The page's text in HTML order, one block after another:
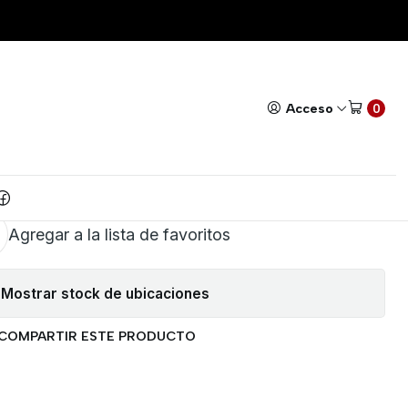
Acceso 0
con encapsulado TO-220
Aluminio Estandar para
encapsulado TO-220
AL CARRITO COMPRAR AHORA
Agregar a la lista de favoritos
Mostrar stock de ubicaciones
ESTE PRODUCTO